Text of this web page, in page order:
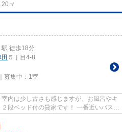
㎡
駅 徒歩18分
５丁目4-8
募集中： 1室
段ベッド付の貸家です！ 一番近いバス停